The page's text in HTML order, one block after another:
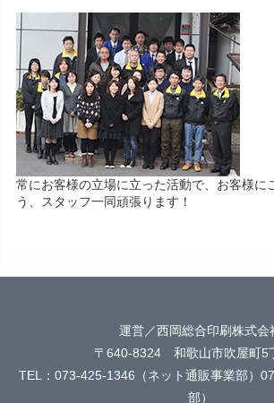
常にお客様の立場に立った活動で、お客様に
う、スタッフ一同頑張ります！
運営／西岡総合印刷株式会
〒640-8324 和歌山市吹屋町5
TEL：073-425-1346（ネット通販事業部）
部）